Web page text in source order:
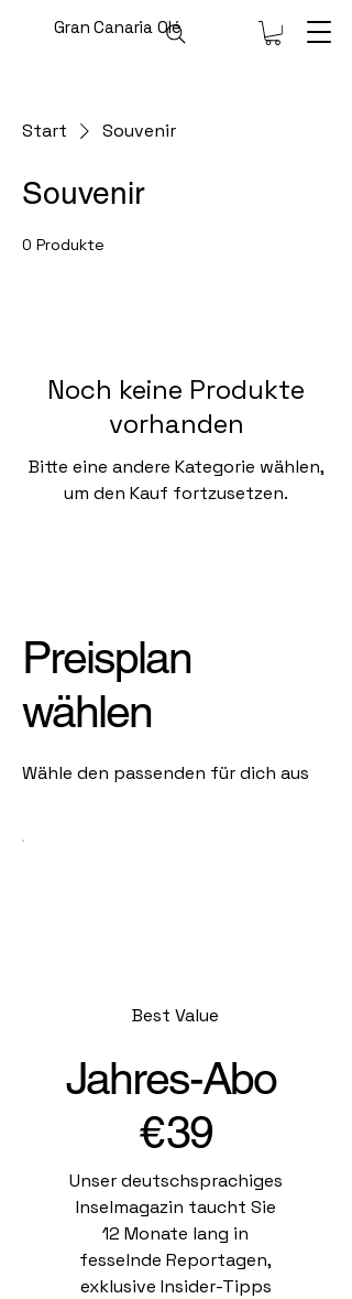
Gran Canaria Olé
Start Souvenir
Souvenir
0 Produkte
Noch keine Produkte
vorhanden
Bitte eine andere Kategorie wählen,
um den Kauf fortzusetzen.
Best Value
Jahres-Abo
€39
Unser deutschsprachiges
Inselmagazin taucht Sie
12 Monate lang in
fesselnde Reportagen,
exklusive Insider-Tipps
Preisplan
wählen
Wähle den passenden für dich aus